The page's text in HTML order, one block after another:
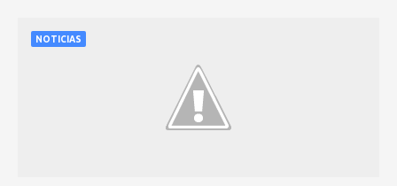
NOTICIAS